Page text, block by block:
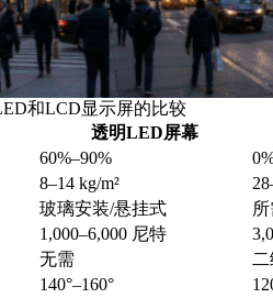
和LCD显示屏的比较
透明LED屏幕
60%–90%
8–14 kg/m²
玻璃安装/悬挂式
1,000–6,000 尼特
无需
140°–160°